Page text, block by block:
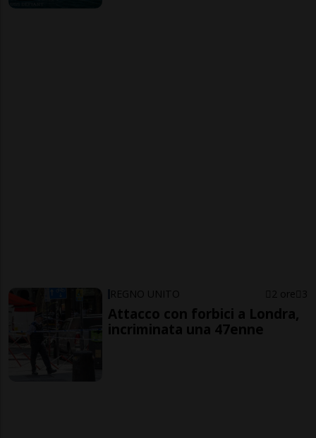
REGNO UNITO 2 ore 3
Attacco con forbici a Londra,
incriminata una 47enne